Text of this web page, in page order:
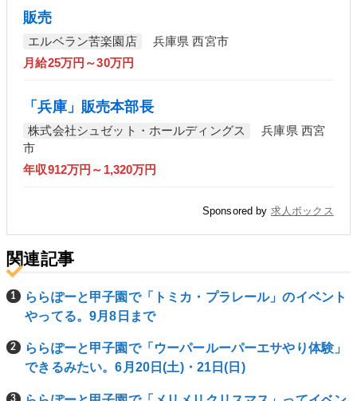
販売
エルベラン苦楽園店
兵庫県 西宮市
月給25万円～30万円
「兵庫」販売本部長
株式会社シュゼット・ホールディングス
兵庫県 西宮
市
年収912万円～1,320万円
Sponsored by 求人ボックス
関連記事
ららぽーと甲子園で「トミカ・プラレール」のイベント
やってる。9月8日まで
ららぽーと甲子園で「ウーパールーパーエサやり体験」
できるみたい。6月20日(土)・21日(日)